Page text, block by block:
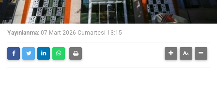
Yayınlanma: 07 Mart 2026 Cumartesi 13:15